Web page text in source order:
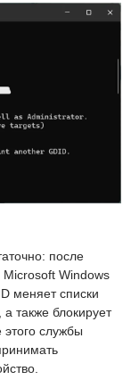
после
Microsoft Windows
меняет списки
также блокирует
службы